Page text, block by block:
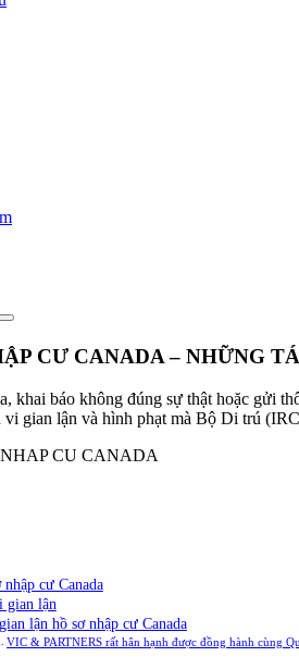
CƯ CANADA – NHỮNG
khai báo không đúng sự thật hoặc gửi
vi gian lận và hình phạt mà Bộ Di trú
cư Canada
gian lận
lận hồ sơ nhập cư Canada
VIC & PARTNERS rất hân hạnh được đồng hành cùng